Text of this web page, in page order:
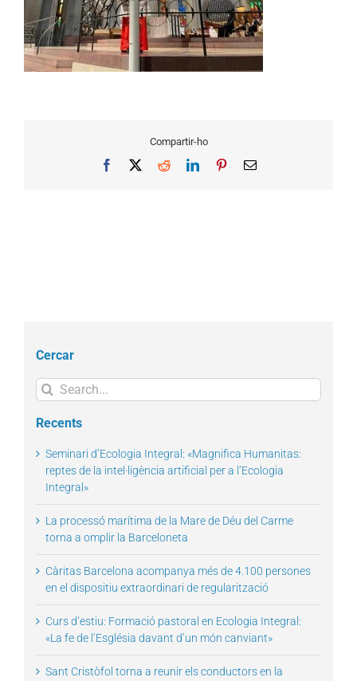
Compartir-ho
Facebook RedditLinkedInPinterestEmail
Cercar
Search
for:
Recents
Seminari d’Ecologia Integral: «Magnifica Humanitas:
reptes de la intel·ligència artificial per a l’Ecologia
Integral»
La processó marítima de la Mare de Déu del Carme
torna a omplir la Barceloneta
Càritas Barcelona acompanya més de 4.100 persones
en el dispositiu extraordinari de regularització
Curs d’estiu: Formació pastoral en Ecologia Integral:
«La fe de l’Església davant d’un món canviant»
Sant Cristòfol torna a reunir els conductors en la